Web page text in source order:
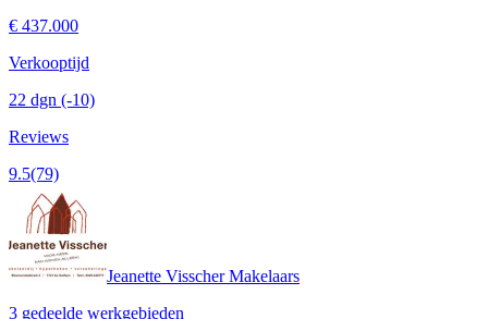
€ 437.000
Verkooptijd
22 dgn (-10)
Reviews
9.5(79)
Jeanette Visscher Makelaars
3 gedeelde werkgebieden